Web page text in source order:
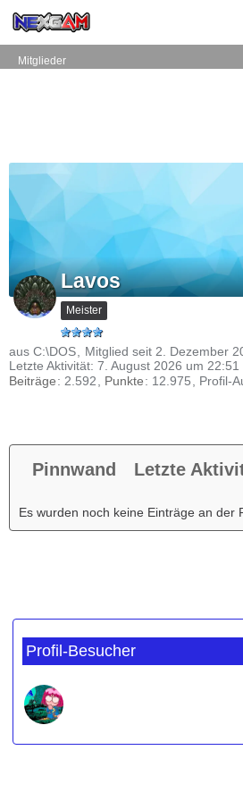
Mitglieder
Lavos
Meister
aus C:\DOS
Mitglied seit 2. Dezember
Letzte Aktivität: 7. August 2026 um 22:51
Beiträge
2.592 Punkte 12.975 Profil-
Pinnwand Letzte
Es wurden noch keine Einträge an der
Profil-Besucher